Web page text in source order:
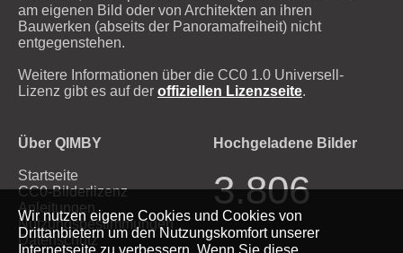
Wir nutzen eigene Cookies und Cookies von
Drittanbietern um den Nutzungskomfort unserer
Internetseite zu verbessern. Wenn Sie diese
am eigenen Bild oder von Architekten an ihren
Bauwerken (abseits der Panoramafreiheit) nicht
entgegenstehen.
Weitere Informationen über die CC0 1.0 Universell-
Lizenz gibt es auf der offiziellen Lizenzseite.
Über QIMBY
Startseite
CC0-Bilderlizenz
Anleitungen
Nutzungsbestimmungen
Datenschutz
Hochgeladene Bilder
3.806